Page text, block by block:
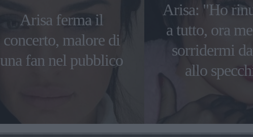
Arisa ferma il
concerto, malore di
una fan nel pubblico
Arisa: "Ho
a tutto, ora
sorridermi
allo